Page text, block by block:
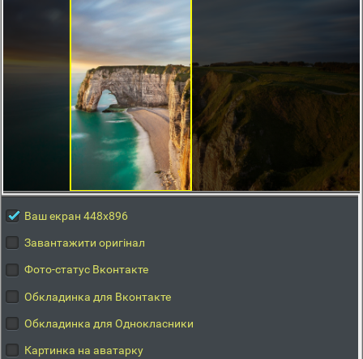
Ваш екран 448x896
Завантажити оригінал
Фото-статус Вконтакте
Обкладинка для Вконтакте
Обкладинка для Однокласники
Картинка на аватарку